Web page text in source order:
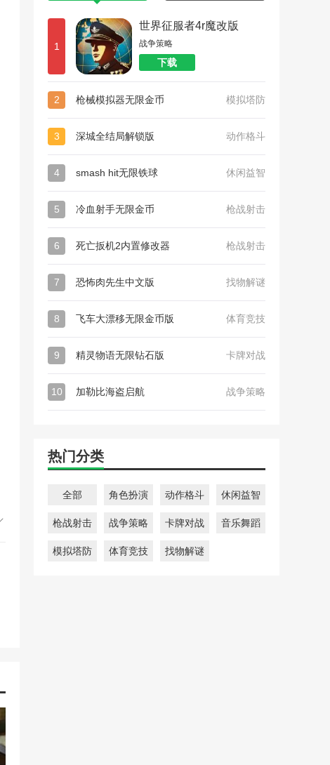
1
世界征服者4r魔改版
战争策略
下载
2 枪械模拟器无限金币 模拟塔防
3 深城全结局解锁版 动作格斗
4 smash hit无限铁球 休闲益智
5 冷血射手无限金币 枪战射击
6 死亡扳机2内置修改器 枪战射击
7 恐怖肉先生中文版 找物解谜
8 飞车大漂移无限金币版 体育竞技
9 精灵物语无限钻石版 卡牌对战
10 加勒比海盗启航 战争策略
热门分类
全部 角色扮演 动作格斗 休闲益智
枪战射击 战争策略 卡牌对战 音乐舞蹈
模拟塔防 体育竞技 找物解谜